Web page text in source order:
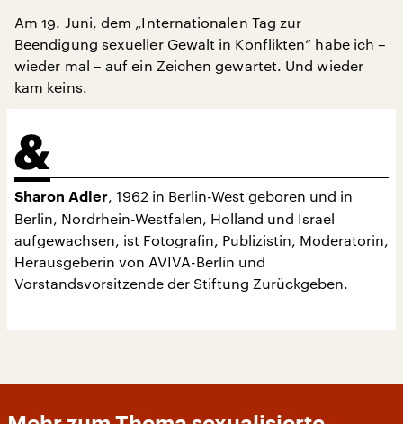
Am 19. Juni, dem „Internationalen Tag zur
Beendigung sexueller Gewalt in Konflikten“ habe ich –
wieder mal – auf ein Zeichen gewartet. Und wieder
kam keins.
Sharon Adler, 1962 in Berlin-West geboren und in
Berlin, Nordrhein-Westfalen, Holland und Israel
aufgewachsen, ist Fotografin, Publizistin, Moderatorin,
Herausgeberin von AVIVA-Berlin und
Vorstandsvorsitzende der Stiftung Zurückgeben.